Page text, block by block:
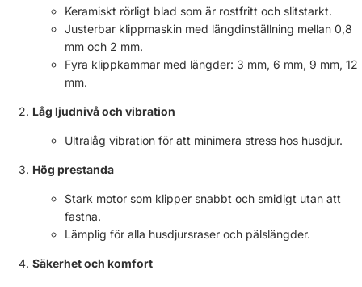
Keramiskt rörligt blad som är rostfritt och slitstarkt.
Justerbar klippmaskin med längdinställning mellan 0,8
mm och 2 mm.
Fyra klippkammar med längder: 3 mm, 6 mm, 9 mm, 12
mm.
Låg ljudnivå och vibration
Ultralåg vibration för att minimera stress hos husdjur.
Hög prestanda
Stark motor som klipper snabbt och smidigt utan att
fastna.
Lämplig för alla husdjursraser och pälslängder.
Säkerhet och komfort